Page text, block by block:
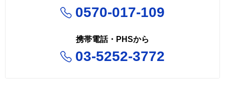
0570-017-109
携帯電話・PHSから
03-5252-3772